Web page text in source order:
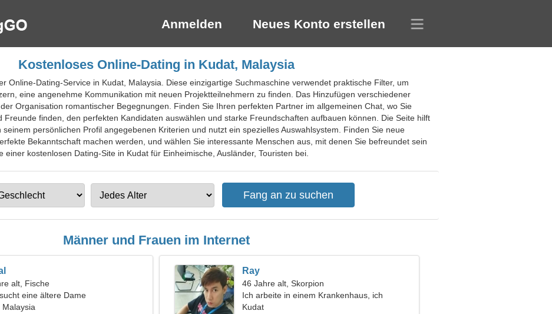
Anmelden Neues Konto erstellen
Kostenloses Online-Dating in Kudat, Malaysia
Online-Dating-Service in Kudat, Malaysia. Diese einzigartige Suchmaschine verwendet praktische Filter, um
eine angenehme Kommunikation mit neuen Projektteilnehmern zu finden. Das Hinzufügen verschiedener
Organisation romantischer Begegnungen. Finden Sie Ihren perfekten Partner im allgemeinen Chat, wo Sie
Freunde finden, den perfekten Kandidaten auswählen und starke Freundschaften aufbauen können. Die Seite hilft
persönlichen Profil angegebenen Kriterien und nutzt ein spezielles Auswahlsystem. Finden Sie neue
Bekanntschaft machen werden, und wählen Sie interessante Menschen aus, mit denen Sie befreundet sein
kostenlosen Dating-Site in Kudat für Einheimische, Ausländer, Touristen bei.
Männer und Frauen im Internet
alt, Fische
eine ältere Dame
Malaysia
Ray
46 Jahre alt, Skorpion
Ich arbeite in einem Krankenhaus, ich
brauche eine perfekte Frau
Kudat